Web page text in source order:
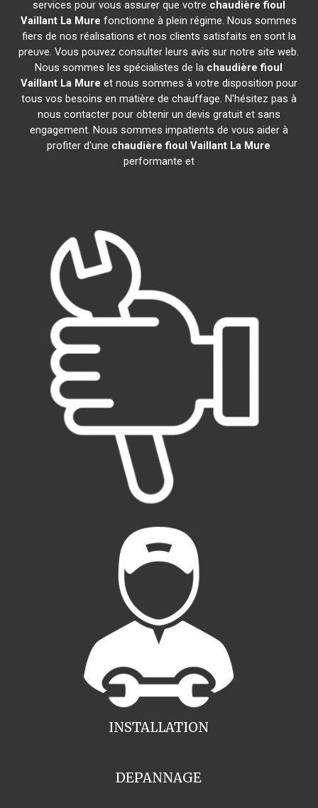
services pour vous assurer que votre chaudière fioul
Vaillant La Mure fonctionne à plein régime. Nous sommes
fiers de nos réalisations et nos clients satisfaits en sont la
preuve. Vous pouvez consulter leurs avis sur notre site web.
Nous sommes les spécialistes de la chaudière fioul
Vaillant La Mure et nous sommes à votre disposition pour
tous vos besoins en matière de chauffage. N'hésitez pas à
nous contacter pour obtenir un devis gratuit et sans
engagement. Nous sommes impatients de vous aider à
profiter d'une chaudière fioul Vaillant La Mure
performante et
INSTALLATION
DEPANNAGE